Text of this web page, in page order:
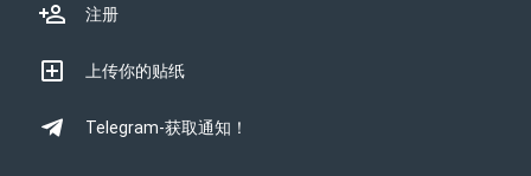
注册
上传你的贴纸
Telegram-获取通知！